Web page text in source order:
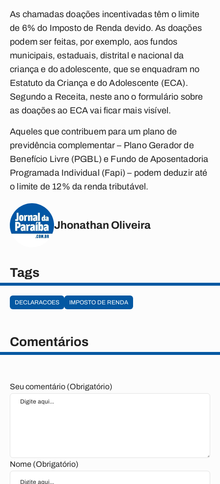
As chamadas doações incentivadas têm o limite
de 6% do Imposto de Renda devido. As doações
podem ser feitas, por exemplo, aos fundos
municipais, estaduais, distrital e nacional da
criança e do adolescente, que se enquadram no
Estatuto da Criança e do Adolescente (ECA).
Segundo a Receita, neste ano o formulário sobre
as doações ao ECA vai ficar mais visível.
Aqueles que contribuem para um plano de
previdência complementar – Plano Gerador de
Benefício Livre (PGBL) e Fundo de Aposentadoria
Programada Individual (Fapi) – podem deduzir até
o limite de 12% da renda tributável.
Jhonathan Oliveira
Tags
DECLARACOES IMPOSTO DE RENDA
Comentários
Seu comentário (Obrigatório)
Nome (Obrigatório)